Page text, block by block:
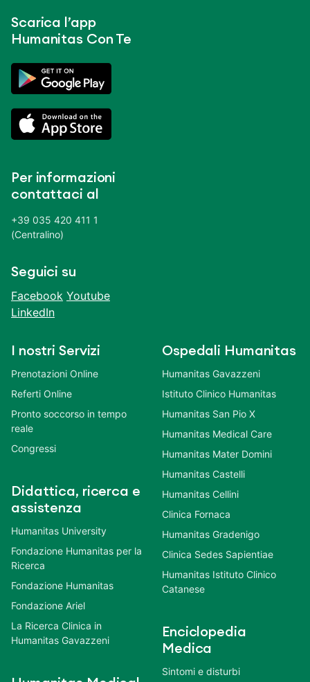
Scarica l’app
Humanitas Con Te
Per informazioni
contattaci al
+39 035 420 411 1
(Centralino)
Seguici su
Facebook Youtube
LinkedIn
I nostri Servizi
Prenotazioni Online
Referti Online
Pronto soccorso in tempo
reale
Congressi
Didattica, ricerca e
assistenza
Humanitas University
Fondazione Humanitas per la
Ricerca
Fondazione Humanitas
Fondazione Ariel
La Ricerca Clinica in
Humanitas Gavazzeni
Ospedali Humanitas
Humanitas Gavazzeni
Istituto Clinico Humanitas
Humanitas San Pio X
Humanitas Medical Care
Humanitas Mater Domini
Humanitas Castelli
Humanitas Cellini
Clinica Fornaca
Humanitas Gradenigo
Clinica Sedes Sapientiae
Humanitas Istituto Clinico
Catanese
Enciclopedia
Medica
Sintomi e disturbi